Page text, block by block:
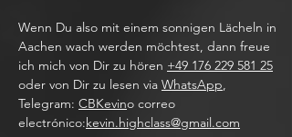
Wenn Du also mit einem sonnigen Lächeln in
Aachen wach werden möchtest, dann freue
ich mich von Dir zu hören +49 176 229 581 25
oder von Dir zu lesen via WhatsApp,
Telegram: CBKevino correo
electrónico:kevin.highclass@gmail.com